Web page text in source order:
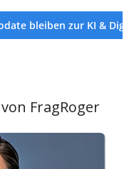
bleiben zur KI &
FragRoger